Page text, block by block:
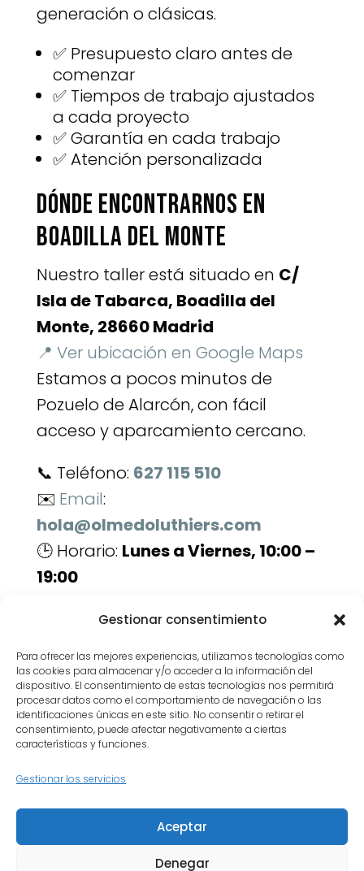
Gestionar consentimiento
Para ofrecer las mejores experiencias, utilizamos tecnologías como
las cookies para almacenar y/o acceder a la información del
dispositivo. El consentimiento de estas tecnologías nos permitirá
procesar datos como el comportamiento de navegación o las
identificaciones únicas en este sitio. No consentir o retirar el
consentimiento, puede afectar negativamente a ciertas
características y funciones.
Gestionar los servicios
Aceptar
Denegar
generación o clásicas.
✅ Presupuesto claro antes de
comenzar
✅ Tiempos de trabajo ajustados
a cada proyecto
✅ Garantía en cada trabajo
✅ Atención personalizada
Dónde encontrarnos en
Boadilla del Monte
Nuestro taller está situado en C/
Isla de Tabarca, Boadilla del
Monte, 28660 Madrid
📍 Ver ubicación en Google Maps
Estamos a pocos minutos de
Pozuelo de Alarcón, con fácil
acceso y aparcamiento cercano.
📞 Teléfono: 627 115 510
✉️ Email:
hola@olmedoluthiers.com
🕒 Horario: Lunes a Viernes, 10:00 –
19:00
Enlaces útiles:
Contacto
Devuélvele la vida a tu instrumento.
Pide tu cita ahora y descubre el
Inicio
Quiénes somos
Política de privacidad
Política de cookies
Contacto